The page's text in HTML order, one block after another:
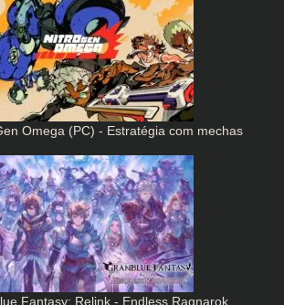
Omega (PC) - Estratégia com mechas
Fantasy: Relink - Endless Ragnarok…